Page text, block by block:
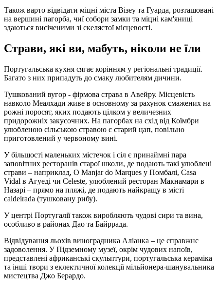
Також варто відвідати міцні міста Візеу та Гуарда, розташовані
на вершині пагорба, чиї собори замки та міцні кам'яниці
здаються висіченими зі скелястої місцевості.
Страви, які ви, мабуть, ніколи не їли
Португальська кухня сягає корінням у регіональні традиції.
Багато з них припадуть до смаку любителям дичини.
Тушкований вугор - фірмова страва в Авейру. Місцевість
навколо Меалхади живе в основному за рахунок смажених на
рожні поросят, яких подають цілком у величезних
придорожніх закусочних. На пагорбах на схід від Коїмбри
улюбленою сільською стравою є старий цап, повільно
приготовлений у червоному вині.
У більшості маленьких містечок і сіл є принаймні пара
заповітних ресторанів старої школи, де подають такі улюблені
страви – наприклад, O Manjar do Marques у Помбалі, Casa
Vidal в Агуеді чи Celeste, улюблений ресторан Макнамари в
Назарі – прямо на пляжі, де подають найкращу в місті
caldeirada (тушковану рибу).
У центрі Португалії також виробляють чудові сири та вина,
особливо в районах Дао та Байррада.
Відвідування льохів виноградника Аліанка – це справжнє
задоволення. У Підземному музеї, окрім чудових напоїв,
представлені африканські скульптури, португальська кераміка
та інші твори з еклектичної колекції мільйонера-шанувальника
мистецтва Джо Берардо.